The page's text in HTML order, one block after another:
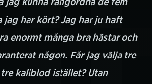
jag kunna rangordna de fem
jag har kört? Jag har ju haft
enormt många bra hästar och
någon. Får jag välja tre
kallblod istället? Utan